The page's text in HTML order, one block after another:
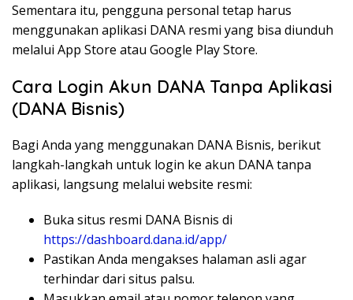
Sementara itu, pengguna personal tetap harus
menggunakan aplikasi DANA resmi yang bisa diunduh
melalui App Store atau Google Play Store.
Cara Login Akun DANA Tanpa Aplikasi
(DANA Bisnis)
Bagi Anda yang menggunakan DANA Bisnis, berikut
langkah-langkah untuk login ke akun DANAtanpa
aplikasi, langsung melalui website resmi:
Buka situs resmi DANA Bisnis di
https://dashboard.dana.id/app/
Pastikan Anda mengakses halaman asli agar
terhindardari situs palsu.